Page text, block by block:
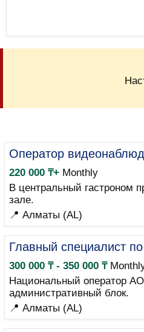
Оператор
220 000 ₸+ Monthly
В центральный гастроном
зале.
📍 Алматы (AL)
Главный специалист
300 000 ₸ - 350 000 ₸
Национальный оператор
административный блок.
📍 Алматы (AL)